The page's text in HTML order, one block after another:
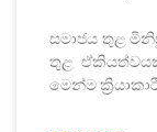
සමාජය තුළ
තුළ
මෙන්ම